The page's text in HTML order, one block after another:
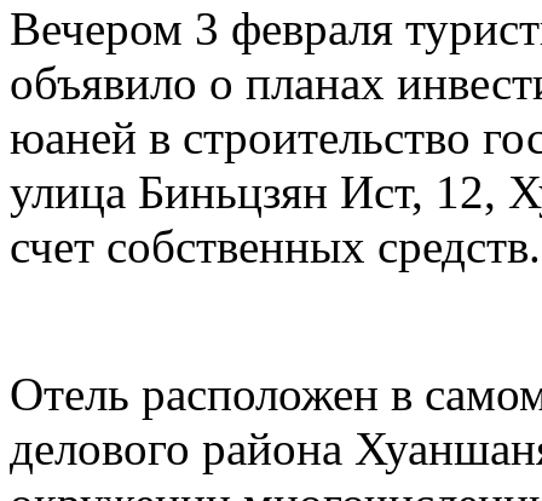
Вечером 3 февраля
объявило о планах
юаней в строительство
улица Биньцзян Ист, 12,
счет собственных средств.
Отель расположен в
делового района